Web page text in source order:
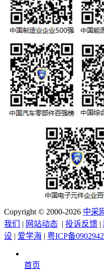
Copyright © 2000-2026 中采
我们
| 网站动态 | 投诉反馈 |
设 | 爱学海 | 粤ICP备
首页